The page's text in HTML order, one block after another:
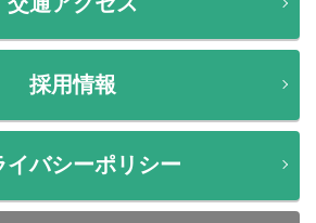
採用情報
イバシーポリシー